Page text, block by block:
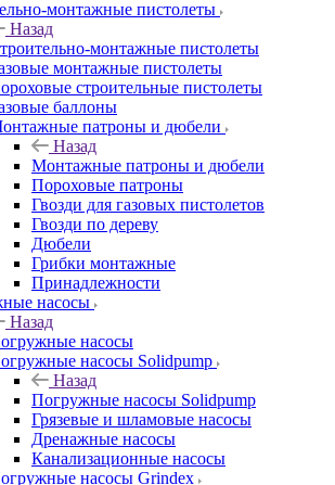
монтажные пистолеты
Назад
монтажные пистолеты
монтажные пистолеты
строительные пистолеты
баллоны
патроны и дюбели
Назад
Монтажные патроны и дюбели
Пороховые патроны
Гвозди для газовых пистолетов
Гвозди по дереву
Дюбели
Грибки монтажные
Принадлежности
насосы
Назад
насосы
насосы Solidpump
Назад
Погружные насосы Solidpump
Грязевые и шламовые насосы
Дренажные насосы
Канализационные насосы
насосы Grindex